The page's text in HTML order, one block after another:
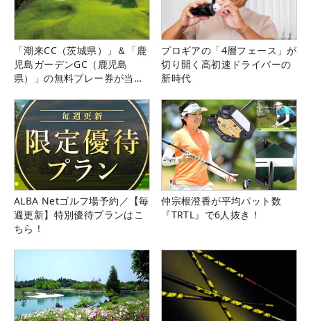
「潮来CC（茨城県）」＆「鹿
児島ガーデンGC（鹿児島
県）」の無料プレー券が当た
プロギアの「4層フェース」が
切り開く高初速ドライバーの
新時代
ALBA Netゴルフ場予約／【毎
週更新】特別優待プランはこ
ちら！
仲宗根澄香が平均パット数
『TRTL』で6人抜き！